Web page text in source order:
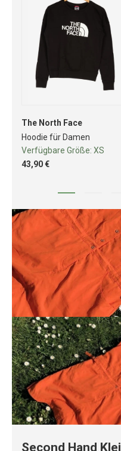
The North Face
Hoodie für Damen
Verfügbare Größe: XS
43,90 €
Second Hand